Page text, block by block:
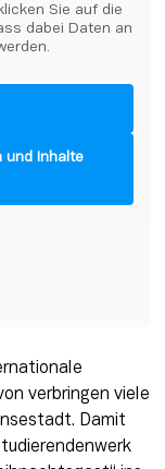
Sie auf die
dabei Daten an
und Inhalte
verbringen viele
Damit